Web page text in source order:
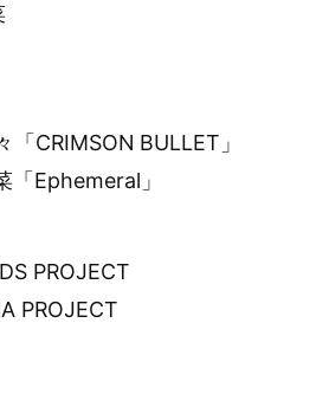
「CRIMSON BULLET」
「Ephemeral」
PROJECT
PROJECT